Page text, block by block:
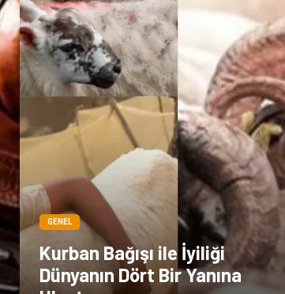
GENEL
Kurban Bağışı ile İyiliği
Dünyanın Dört Bir Yanına